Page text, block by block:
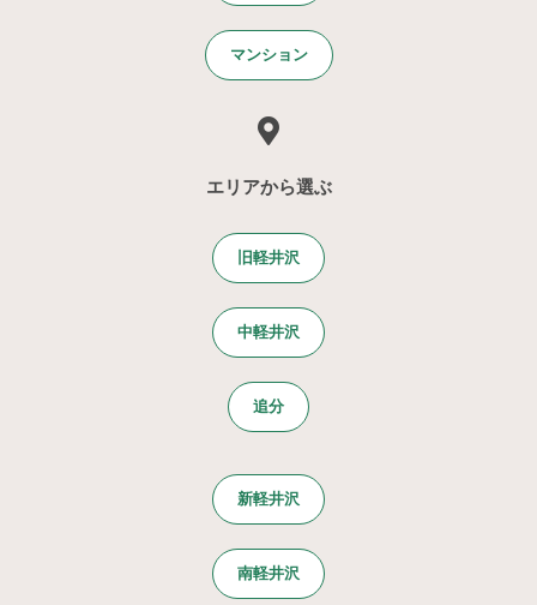
マンション
エリアから選ぶ
旧軽井沢
中軽井沢
追分
新軽井沢
南軽井沢